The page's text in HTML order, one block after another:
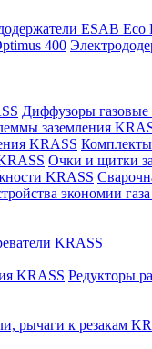
ESAB Eco
400
Диффузоры
заземления
KRASS
Очки и щитки
KRASS
экономии
KRASS
KRASS Редукторы
рычаги к резакам